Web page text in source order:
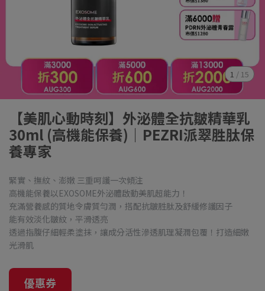
1 / 15
【美肌心動時刻】外泌體全抗皺精華乳
30ml (高機能保養)｜PEZRI派翠胜肽保
養專家
緊實、撫紋、澎嫩 三重呵護一次傾注
高機能保養以EXOSOME外泌體啟動美肌超能力！
充滿營養感的質地令膚質勻潤，搭配抗皺胜肽及舒緩修護因子
能有效淡化皺紋，平滑透亮
透過指腹仔細輕柔塗抹，讓成分活性滲透肌理凝潤包覆！打造細嫩
光滑肌
優惠券